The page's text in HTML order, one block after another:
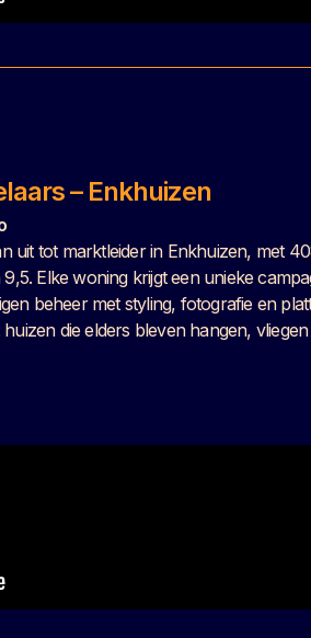
– Enkhuizen
uit tot marktleider in Enkhuizen, met
Elke woning krijgt een unieke
beheer met styling, fotografie en
die elders bleven hangen,